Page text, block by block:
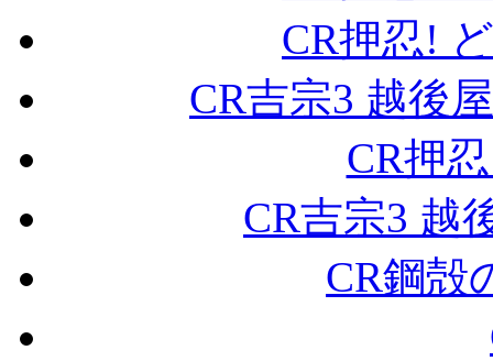
CR押忍!
CR吉宗3 越後
CR押
CR吉宗3 越
CR鋼殻